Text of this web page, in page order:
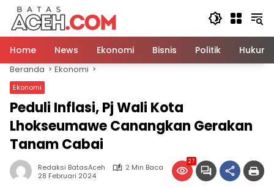
Langsung
konten
Home
News Ekonomi Bisnis Politik Hukum
Beranda Ekonomi
Ekonomi
Peduli Inflasi, Pj Wali Kota
Lhokseumawe Canangkan Gerakan
Tanam Cabai
Redaksi BatasAceh
2 Min Baca
28 Februari 2024
27